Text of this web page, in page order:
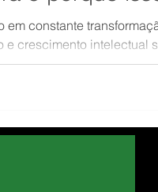
em constante
e crescimento intelectual